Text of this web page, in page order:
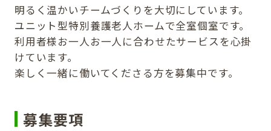
明るく温かいチームづくりを大切にしています。
ユニット型特別養護老人ホームで全室個室です。
利用者様お一人お一人に合わせたサービスを心掛
けています。
楽しく一緒に働いてくださる方を募集中です。
募集要項